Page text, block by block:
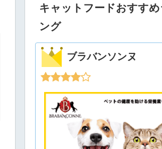
キャットフードおすす
ング
ブラバンソンヌ